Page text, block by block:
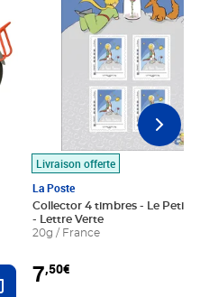
Ajouter au panier
Livraison offerte
La Poste
Collector 4 timbres - Le Petit
- Lettre Verte
20g / France
7,50€